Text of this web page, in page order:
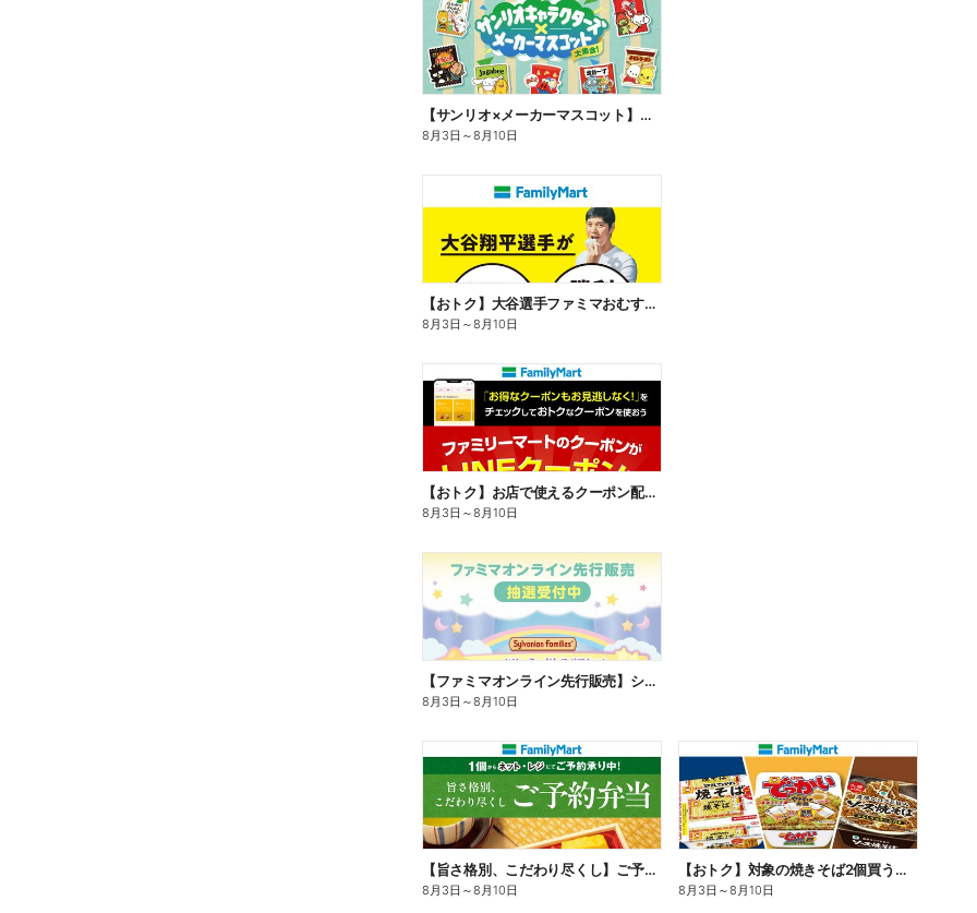
【サンリオ×メーカーマスコット】オリジナルグッズ貰える!
8月3日 ～8月10日
【おトク】大谷選手ファミマおむすび割
8月3日 ～8月10日
【おトク】お店で使えるクーポン配信中
8月3日 ～8月10日
【ファミマオンライン先行販売】シルバニアファミリー
8月3日 ～8月10日
【旨さ格別、こだわり尽くし】ご予約弁当
8月3日 ～8月10日
【おトク】対象の焼きそば2個買うと100円引き!
8月3日 ～8月10日